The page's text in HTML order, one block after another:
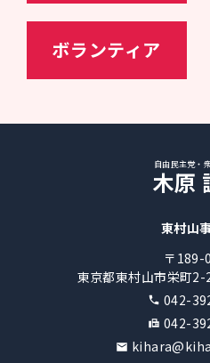
ボランティア
自由民主党・
木原
東村山
〒189-
東京都東村山市栄町
042-
042-